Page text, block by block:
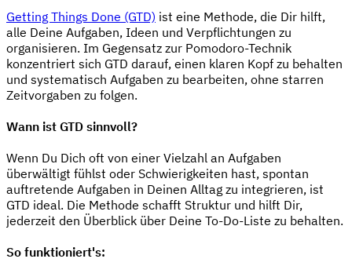
Getting Things Done (GTD) ist eine Methode, die Dir hilft,
alle Deine Aufgaben, Ideen und Verpflichtungen zu
organisieren. Im Gegensatz zur Pomodoro-Technik
konzentriert sich GTD darauf, einen klaren Kopf zu behalten
und systematisch Aufgaben zu bearbeiten, ohne starren
Zeitvorgaben zu folgen.
Wann ist GTD sinnvoll?
Wenn Du Dich oft von einer Vielzahl an Aufgaben
überwältigt fühlst oder Schwierigkeiten hast, spontan
auftretende Aufgaben in Deinen Alltag zu integrieren, ist
GTD ideal. Die Methode schafft Struktur und hilft Dir,
jederzeit den Überblick über Deine To-Do-Liste zu behalten.
So funktioniert's: